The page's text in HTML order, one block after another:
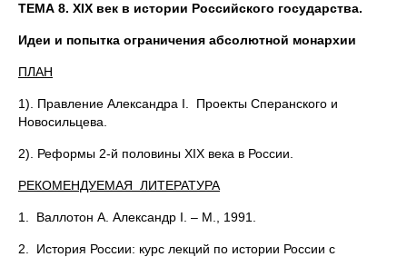
ТЕМА 8. XIX век в истории Российского государства.
Идеи и попытка ограничения абсолютной монархии
ПЛАН
1). Правление Александра I. Проекты Сперанского и
Новосильцева.
2). Реформы 2-й половины XIX века в России.
РЕКОМЕНДУЕМАЯ ЛИТЕРАТУРА
1. Валлотон А. Александр I. – М., 1991.
2. История России: курс лекций по истории России с